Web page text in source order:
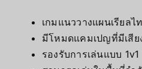
เกมแนววางแผนเรียลไ
มีโหมดแคมเปญที่มีเสี
รองรับการเล่นแบบ